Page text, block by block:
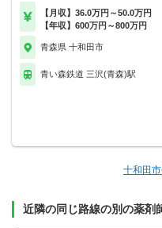
【月収】36.0万円～50.0万円
【年収】600万円～800万円
青森県 十和田市
青い森鉄道 三沢(青森)駅
十和田
近隣の同じ路線の別の薬剤